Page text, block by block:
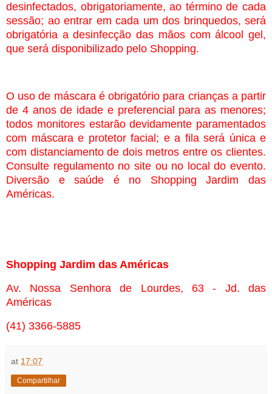
desinfectados, obrigatoriamente, ao término de cada
sessão; ao entrar em cada um dos brinquedos, será
obrigatória a desinfecção das mãos com álcool gel,
que será disponibilizado pelo Shopping.
O uso de máscara é obrigatório para crianças a partir
de 4 anos de idade e preferencial para as menores;
todos monitores estarão devidamente paramentados
com máscara e protetor facial; e a fila será única e
com distanciamento de dois metros entre os clientes.
Consulte regulamento no site ou no local do evento.
Diversão e saúde é no Shopping Jardim das
Américas.
Shopping Jardim das Américas
Av. Nossa Senhora de Lourdes, 63 - Jd. das
Américas
(41) 3366-5885
at 17:07
Compartilhar